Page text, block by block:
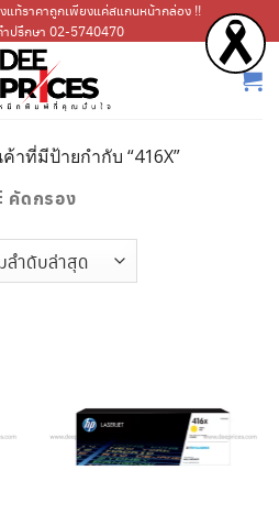
แท้ราคาถูกเพียงแค่สแกนหน้ากล่อง !!
ำปรึกษา 02-5740470
าที่มีป้ายกำกับ “416X”
คัดกรอง